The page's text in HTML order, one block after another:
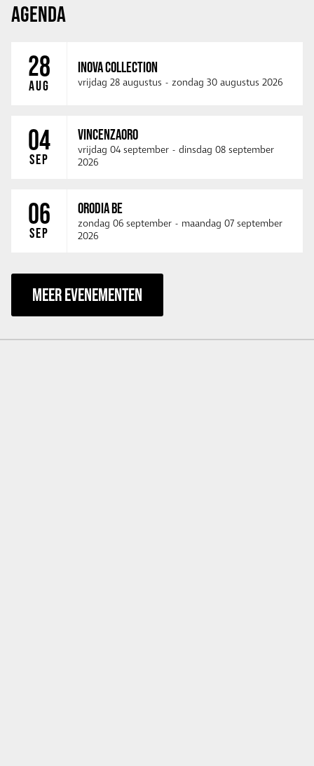
AGENDA
28
AUG
INOVA COLLECTION
vrijdag 28 augustus - zondag 30 augustus 2026
04
SEP
VINCENZAORO
vrijdag 04 september - dinsdag 08 september
2026
06
SEP
ORODIA BE
zondag 06 september - maandag 07 september
2026
MEER EVENEMENTEN